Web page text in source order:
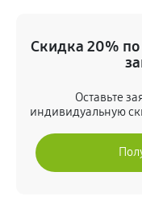
Замена камеры
Замена кнопки
490 руб
Скидка 20%
Оставьте
индивидуальную